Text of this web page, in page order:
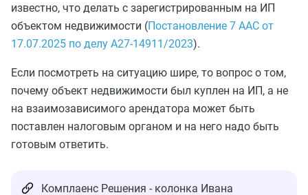
известно, что делать с зарегистрированным на ИП
объектом недвижимости (Постановление 7 ААС от
17.07.2025 по делу А27-14911/2023).
Если посмотреть на ситуацию шире, то вопрос о том,
почему объект недвижимости был куплен на ИП, а не
на взаимозависимого арендатора может быть
поставлен налоговым органом и на него надо быть
готовым ответить.
Комплаенс Решения - колонка Ивана